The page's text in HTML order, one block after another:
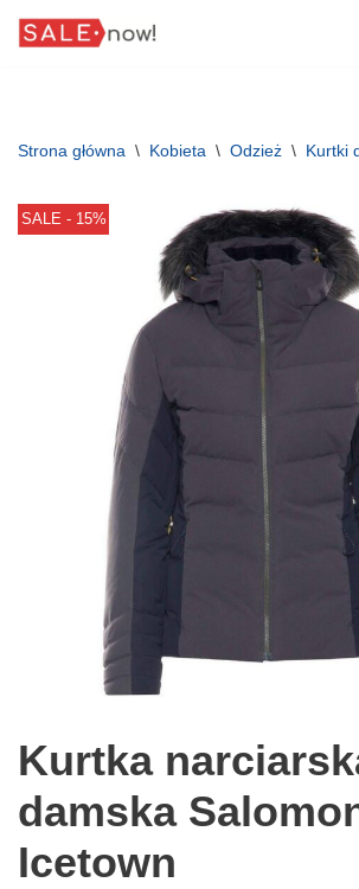
Strona główna \ Kobieta \ Odzież \ Kurtki
SALE - 15%
Kurtka
damska
Icetown